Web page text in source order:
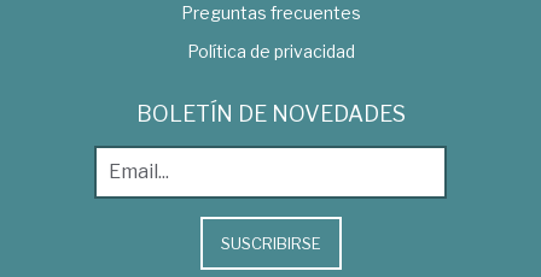
Preguntas frecuentes
Política de privacidad
BOLETÍN DE NOVEDADES
SUSCRIBIRSE